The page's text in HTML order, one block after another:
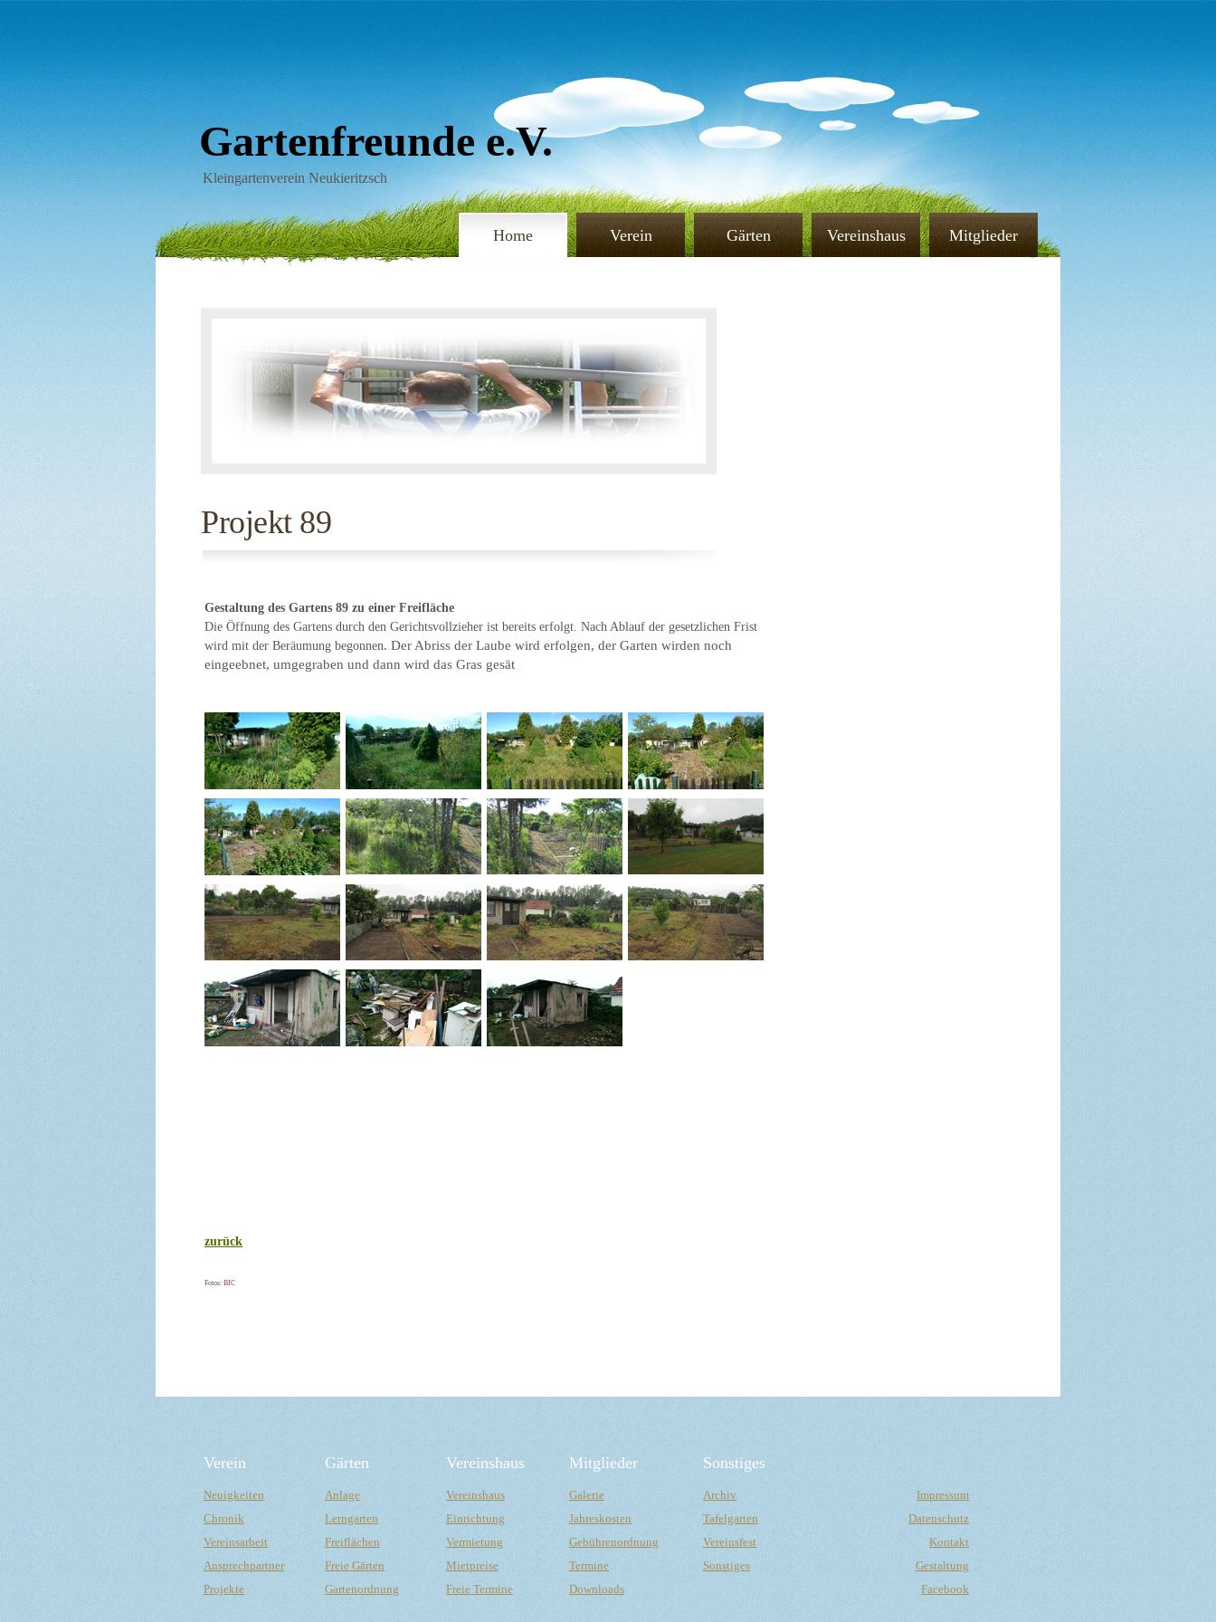
Gartenfreunde e.V.
Kleingartenverein Neukieritzsch
Home Verein Gärten Vereinshaus Mitglieder
Projekt 89
Gestaltung des Gartens 89 zu einer Freifläche
Die Öffnung des Gartens durch den Gerichtsvollzieher ist bereits erfolgt. Nach Ablauf der gesetzlichen Frist
wird mit der Beräumung begonnen. Der Abriss der Laube wird erfolgen, der Garten wirden noch
eingeebnet, umgegraben und dann wird das Gras gesät
zurück
Fotos: BIC
Verein Gärten Vereinshaus Mitglieder Sonstiges
Neuigkeiten Anlage Vereinshaus Galerie Archiv
Impressum
Chronik
Lerngarten Einrichtung Jahreskosten Tafelgarten
Datenschutz
Vereinsarbeit
Freiflächen Vermietung Gebührenordnung Vereinsfest
Kontakt
Ansprechpartner
Freie Gärten Mietpreise Termine Sonstiges
Gestaltung
Projekte
Gartenordnung Freie Termine Downloads Facebook